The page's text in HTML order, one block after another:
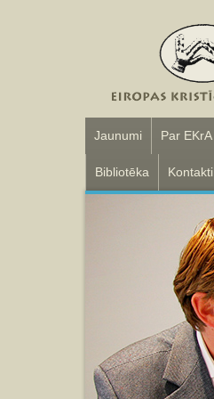
Jaunumi Par EKrA
Bibliotēka Kontakti